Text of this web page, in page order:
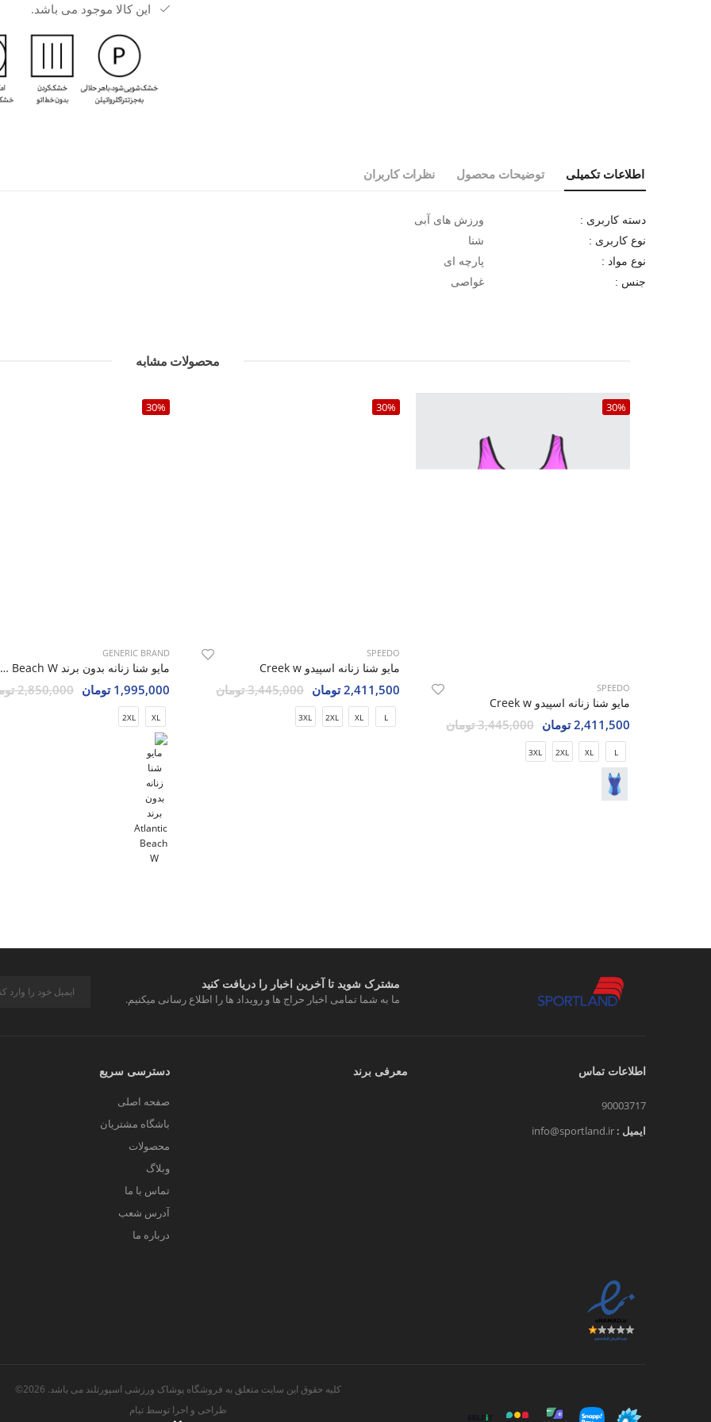
این کالا موجود می باشد.
اطلاعات تکمیلی توضیحات محصول نظرات کاربران
دسته کاربری : ورزش های آبی
نوع کاربری : شنا
نوع مواد : پارچه ای
جنس : غواصی
محصولات مشابه
30%
SPEEDO
مایو شنا زنانه اسپیدو Creek w
2,411,500 تومان 3,445,000 تومان
L
XL
2XL
3XL
30%
SPEEDO
مایو شنا زنانه اسپیدو Creek w
2,411,500 تومان 3,445,000 تومان
L
XL
2XL
3XL
30%
GENERIC BRAND
مایو شنا زنانه بدون برند Atlantic Beach W
1,995,000 تومان 2,850,000 تومان
XL
2XL
مشترک شوید تا آخرین اخبار را دریافت کنید
ما به شما تمامی اخبار حراج ها و رویداد ها را اطلاع رسانی میکنیم.
اطلاعات تماس
90003717
ایمیل : info@sportland.ir
معرفی برند دسترسی سریع
صفحه اصلی
باشگاه مشتریان
محصولات
وبلاگ
تماس با ما
آدرس شعب
درباره ما
کلیه حقوق این سایت متعلق به فروشگاه پوشاک ورزشی اسپورتلند می باشد. 2026©
طراحی و اجرا توسطتیام